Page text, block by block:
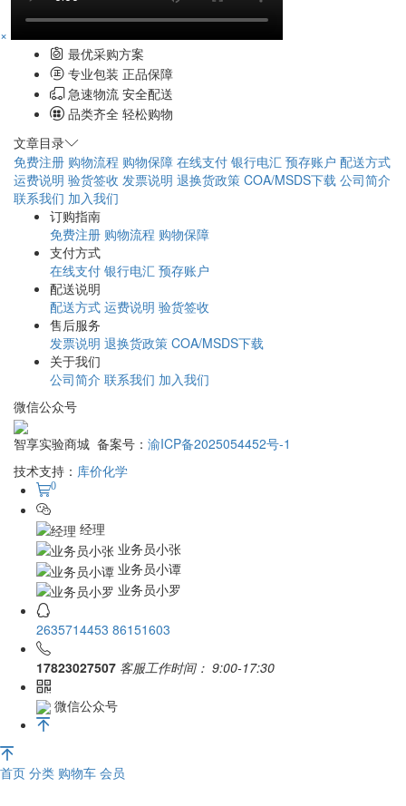
×
最优采购方案
专业包装 正品保障
急速物流 安全配送
品类齐全 轻松购物
文章目录
免费注册 购物流程 购物保障 在线支付 银行电汇 预存账户 配送方式
运费说明 验货签收 发票说明 退换货政策 COA/MSDS下载 公司简介
联系我们 加入我们
订购指南
免费注册 购物流程 购物保障
支付方式
在线支付 银行电汇 预存账户
配送说明
配送方式 运费说明 验货签收
售后服务
发票说明 退换货政策 COA/MSDS下载
关于我们
公司简介 联系我们 加入我们
微信公众号
智享实验商城 备案号： 渝ICP备2025054452号-1
技术支持： 库价化学
0
经理
业务员小张
业务员小谭
业务员小罗
2635714453 86151603
17823027507 客服工作时间： 9:00-17:30
微信公众号
首页 分类 购物车 会员